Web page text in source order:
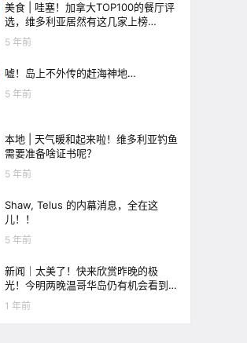
美食 | 哇塞！加拿大TOP100的餐厅评
选，维多利亚居然有这几家上榜
了！！
5 年前
嘘！岛上不外传的赶海神地…
5 年前
本地 | 天气暖和起来啦！维多利亚钓鱼
需要准备啥证书呢？
5 年前
Shaw, Telus 的内幕消息，全在这
儿！！
5 年前
新闻｜太美了！快来欣赏昨晚的极
光！今明两晚温哥华岛仍有机会看到
极光哦！
1 年前